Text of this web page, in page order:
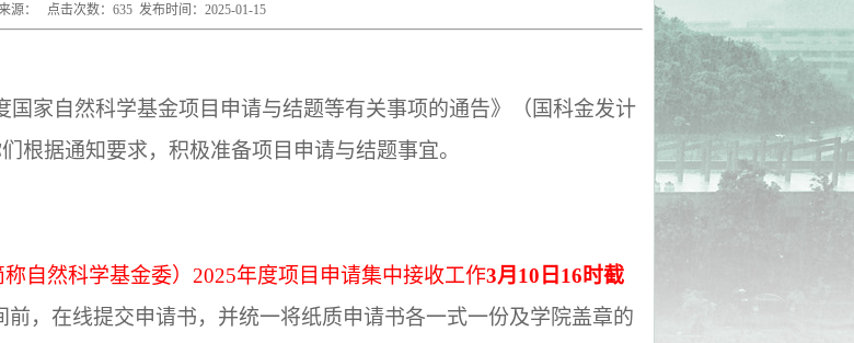
源： 点击次数： 635发布时间：2025-01-15
国家自然科学基金项目申请与结题等有关事项的通告》（国科金发计
根据通知要求，积极准备项目申请与结题事宜。
自然科学基金委） 2025年度项目申请集中接收工作3月 10 日 16时截
，在线提交申请书，并统一将纸质申请书各一式一份及学院盖章的